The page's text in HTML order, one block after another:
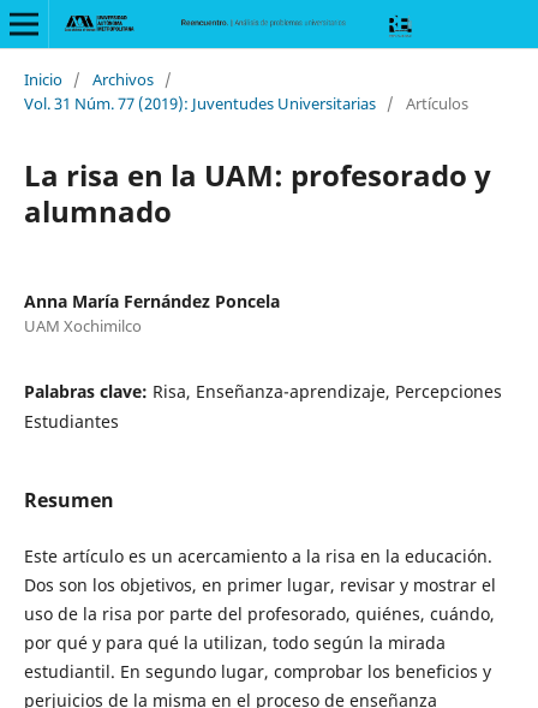
Inicio / Archivos /
Vol. 31 Núm. 77 (2019): Juventudes Universitarias / Artículos
La risa en la UAM: profesorado y
alumnado
Anna María Fernández Poncela
UAM Xochimilco
Palabras clave: Risa, Enseñanza-aprendizaje, Percepciones
Estudiantes
Resumen
Este artículo es un acercamiento a la risa en la educación.
Dos son los objetivos, en primer lugar, revisar y mostrar el
uso de la risa por parte del profesorado, quiénes, cuándo,
por qué y para qué la utilizan, todo según la mirada
estudiantil. En segundo lugar, comprobar los beneficios y
perjuicios de la misma en el proceso de enseñanza